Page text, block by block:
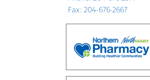
Fax: 204-676-2667